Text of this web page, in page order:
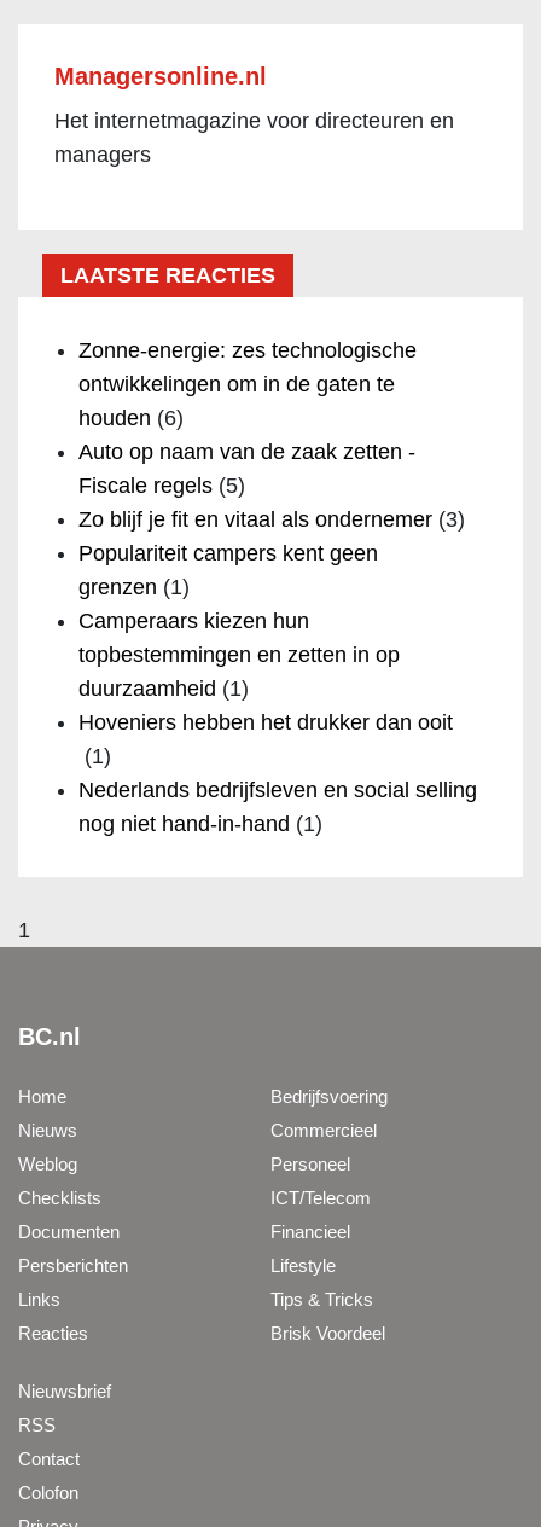
Managersonline.nl
Het internetmagazine voor directeuren en
managers
LAATSTE REACTIES
Zonne-energie: zes technologische
ontwikkelingen om in de gaten te
houden (6)
Auto op naam van de zaak zetten -
Fiscale regels (5)
Zo blijf je fit en vitaal als ondernemer (3)
Populariteit campers kent geen
grenzen (1)
Camperaars kiezen hun
topbestemmingen en zetten in op
duurzaamheid (1)
Hoveniers hebben het drukker dan ooit
(1)
Nederlands bedrijfsleven en social selling
nog niet hand-in-hand (1)
1
BC.nl
Home
Nieuws
Weblog
Checklists
Documenten
Persberichten
Links
Reacties
Bedrijfsvoering
Commercieel
Personeel
ICT/Telecom
Financieel
Lifestyle
Tips & Tricks
Brisk Voordeel
Nieuwsbrief
RSS
Contact
Colofon